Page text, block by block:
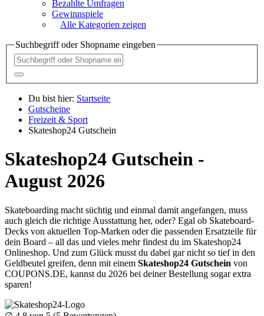
Bezahlte Umfragen
Gewinnspiele
Alle Kategorien zeigen
Suchbegriff oder Shopname eingeben
Du bist hier: Startseite
Gutscheine
Freizeit & Sport
Skateshop24 Gutschein
Skateshop24 Gutschein -
August 2026
Skateboarding macht süchtig und einmal damit angefangen, muss
auch gleich die richtige Ausstattung her, oder? Egal ob Skateboard-
Decks von aktuellen Top-Marken oder die passenden Ersatzteile für
dein Board – all das und vieles mehr findest du im Skateshop24
Onlineshop. Und zum Glück musst du dabei gar nicht so tief in den
Geldbeutel greifen, denn mit einem Skateshop24 Gutschein von
COUPONS.DE, kannst du 2026 bei deiner Bestellung sogar extra
sparen!